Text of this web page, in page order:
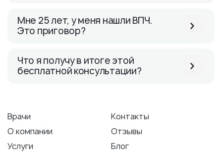
Мне 25 лет, у меня нашли ВПЧ.
Это приговор?
Что я получу в итоге этой
бесплатной консультации?
Врачи
Контакты
О компании
Отзывы
Услуги
Блог